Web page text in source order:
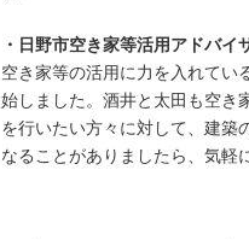
・日野市空き家等活用アドバイ
空き家等の活用に力を入れてい
始しました。酒井と太田も空き
を行いたい方々に対して、建築
なることがありましたら、気軽